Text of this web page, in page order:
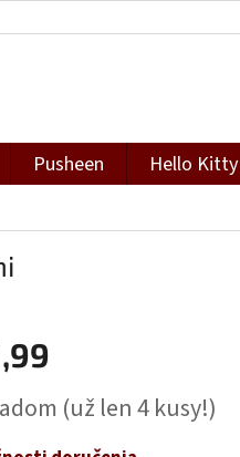
Pusheen Hello Kitty
(už len 4 kusy!)